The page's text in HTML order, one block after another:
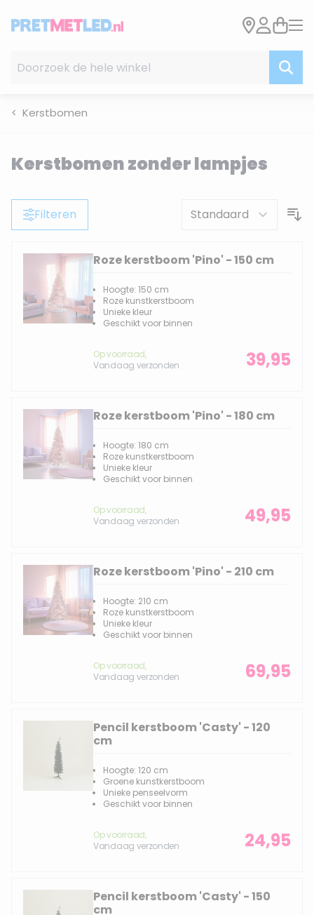
Kerstbomen
Kerstbomen zonder lampjes
Filteren
Roze kerstboom 'Pino' - 150 cm
Hoogte: 150 cm
Roze kunstkerstboom
Unieke kleur
Geschikt voor binnen
Op voorraad,
Vandaag verzonden
39,95
Roze kerstboom 'Pino' - 180 cm
Hoogte: 180 cm
Roze kunstkerstboom
Unieke kleur
Geschikt voor binnen
Op voorraad,
Vandaag verzonden
49,95
Roze kerstboom 'Pino' - 210 cm
Hoogte: 210 cm
Roze kunstkerstboom
Unieke kleur
Geschikt voor binnen
Op voorraad,
Vandaag verzonden
69,95
Pencil kerstboom 'Casty' - 120
cm
Hoogte: 120 cm
Groene kunstkerstboom
Unieke penseelvorm
Geschikt voor binnen
Op voorraad,
Vandaag verzonden
24,95
Pencil kerstboom 'Casty' - 150
cm